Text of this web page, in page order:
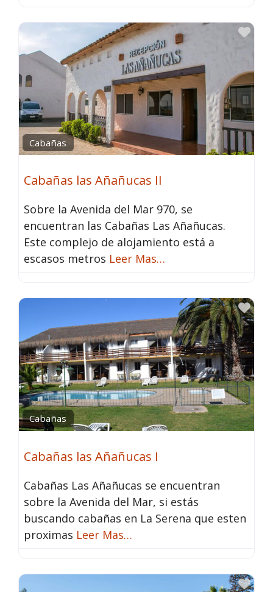
Cabañas
Cabañas las Añañucas II
Sobre la Avenida del Mar 970, se
encuentran las Cabañas Las Añañucas.
Este complejo de alojamiento está a
escasos metros Leer Mas…
Cabañas
Cabañas las Añañucas I
Cabañas Las Añañucas se encuentran
sobre la Avenida del Mar, si estás
buscando cabañas en La Serena que esten
proximas Leer Mas…